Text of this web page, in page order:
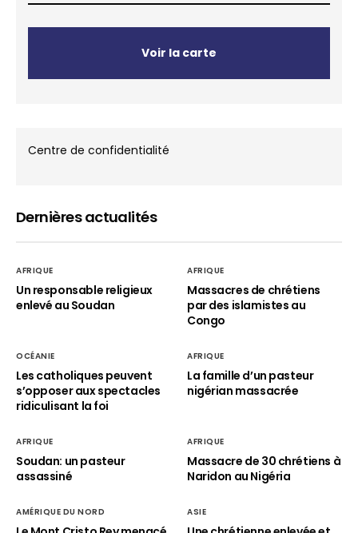
Voir la carte
Centre de confidentialité
Dernières actualités
AFRIQUE
Un responsable religieux
enlevé au Soudan
AFRIQUE
Massacres de chrétiens
par des islamistes au
Congo
OCÉANIE
Les catholiques peuvent
s’opposer aux spectacles
ridiculisant la foi
AFRIQUE
La famille d’un pasteur
nigérian massacrée
AFRIQUE
Soudan: un pasteur
assassiné
AFRIQUE
Massacre de 30 chrétiens à
Naridon au Nigéria
AMÉRIQUE DU NORD ASIE